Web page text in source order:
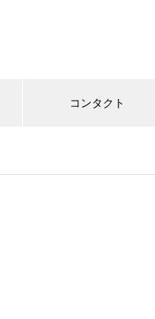
コンタクト